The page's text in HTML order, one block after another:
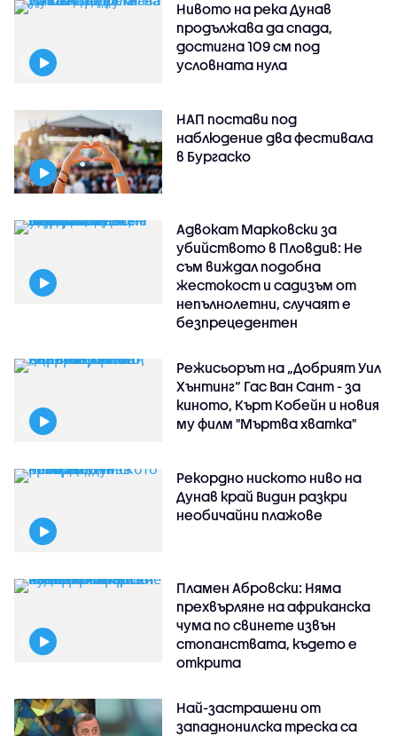
Нивото на река Дунав
продължава да спада,
достигна 109 см под
условната нула
НАП постави под
наблюдение два фестивала
в Бургаско
Адвокат Марковски за
убийството в Пловдив: Не
съм виждал подобна
жестокост и садизъм от
непълнолетни, случаят е
безпрецедентен
Режисьорът на „Добрият Уил
Хънтинг“ Гас Ван Сант - за
киното, Кърт Кобейн и новия
му филм "Мъртва хватка"
Рекордно ниското ниво на
Дунав край Видин разкри
необичайни плажове
Пламен Абровски: Няма
прехвърляне на африканска
чума по свинете извън
стопанствата, където е
открита
Най-застрашени от
западнонилска треска са